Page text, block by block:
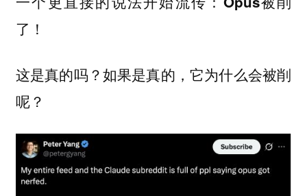
了！
这是真的吗？如果是真的，它为什么会被削
呢？